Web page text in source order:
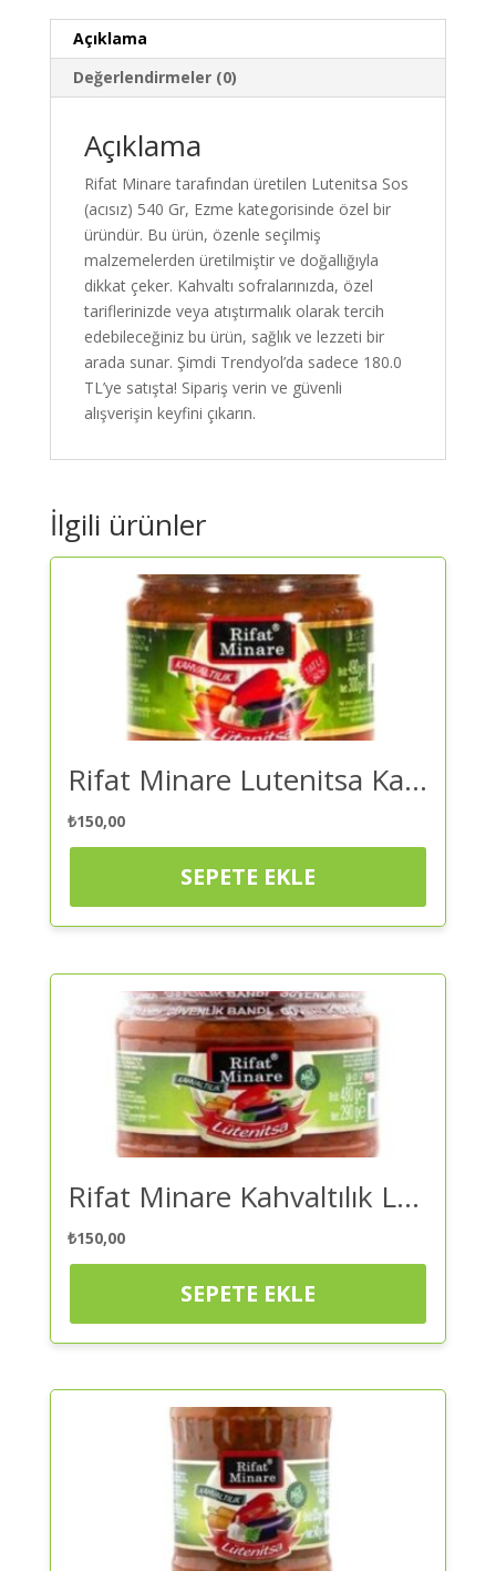
Ezme
|
Kaliteli
Güvenilir
Alışveriş
Açıklama
Değerlendirmeler (0)
Açıklama
Rifat Minare tarafından üretilen Lutenitsa Sos
(acısız) 540 Gr, Ezme kategorisinde özel bir
üründür. Bu ürün, özenle seçilmiş
malzemelerden üretilmiştir ve doğallığıyla
dikkat çeker. Kahvaltı sofralarınızda, özel
tariflerinizde veya atıştırmalık olarak tercih
edebileceğiniz bu ürün, sağlık ve lezzeti bir
arada sunar. Şimdi Trendyol’da sadece 180.0
TL’ye satışta! Sipariş verin ve güvenli
alışverişin keyfini çıkarın.
İlgili ürünler
Rifat Minare Lutenitsa Kahvaltılık Tatlı Sos Cam Kavanoz 300 gr – Ezme | Kaliteli ve Güvenilir Alışveriş
₺150,00
SEPETE EKLE
Rifat Minare Kahvaltılık Lütenitsa – Acı 300 Cc – Ezme | Kaliteli ve Güvenilir Alışveriş
₺150,00
SEPETE EKLE